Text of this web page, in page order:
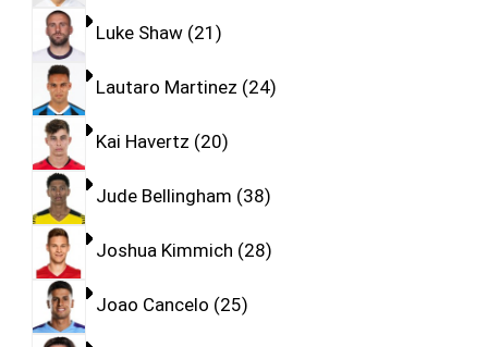
Luke Shaw 21
Lautaro Martinez 24
Kai Havertz 20
Jude Bellingham 38
Joshua Kimmich 28
Joao Cancelo 25